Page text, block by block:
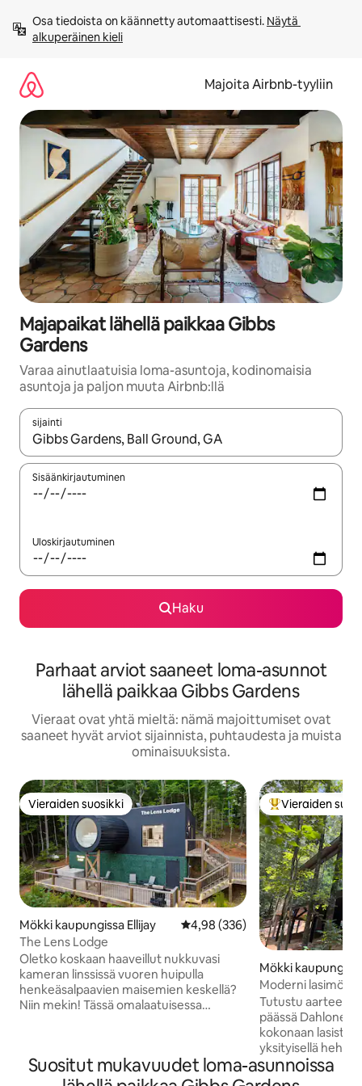
sisältö
väliin
Osa tiedoista on käännetty automaattisesti. Näytä
alkuperäinen kieli
Majoita Airbnb-tyyliin
Majapaikat lähellä paikkaa Gibbs
Gardens
Varaa ainutlaatuisia loma-asuntoja, kodinomaisia
asuntoja ja paljon muuta Airbnb:llä
sijainti
Kun tulokset ovat saatavilla, navigoi ylös- ja alas-
Sisäänkirjautuminen
Uloskirjautuminen
Haku
Parhaat arviot saaneet loma-asunnot
lähellä paikkaa Gibbs Gardens
Vieraat ovat yhtä mieltä: nämä majoittumiset ovat
saaneet hyvät arviot sijainnista, puhtaudesta ja muista
ominaisuuksista.
Vieraiden suosikki
Vieraiden suosikki
Mökki kaupungissa Ellijay Keskimääräinen arvio 4,98/5,
4,98 (336)
The Lens Lodge
Oletko koskaan haaveillut nukkuvasi
kameran linssissä vuoren huipulla
henkeäsalpaavien maisemien keskellä?
Niin mekin! Tässä omalaatuisessa
yläpuolella. Kohteessa on pyöreä ikkuna,
josta voit ihailla kaunista
Vieraiden
Vieraiden
Mökki
ga
Moderni lasimökki
Dahlonegaa
Tutustu
päässä
kokonaan lasista
yksityisellä
sydämessä.
lattiasta kattoon
Suositut mukavuudet loma-asunnoissa